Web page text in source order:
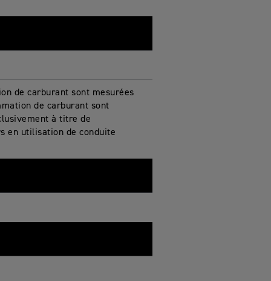
de carburant sont mesurées
de carburant sont
à titre de
en utilisation de conduite